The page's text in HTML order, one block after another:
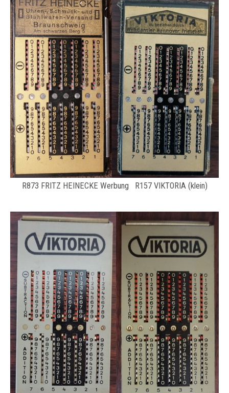
R873 FRITZ HEINECKE Werbung R157 VIKTORIA (klein)